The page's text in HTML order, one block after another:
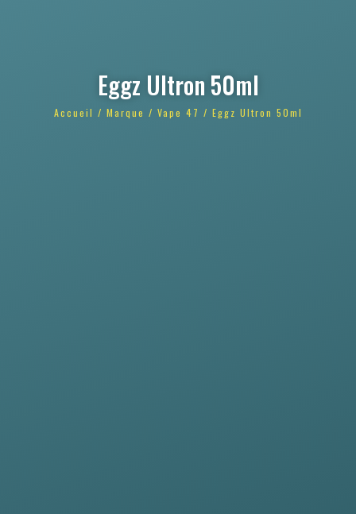
Eggz Ultron 50ml
Accueil / Marque / Vape 47 / Eggz Ultron 50ml